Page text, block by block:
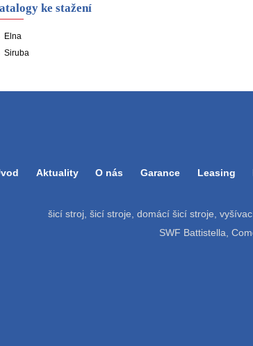
ke stažení
Elna
Siruba
Aktuality O nás Garance Leasing
šicí stroj, šicí stroje, domácí šicí stroje,
SWF Battistella,